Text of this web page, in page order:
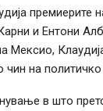
премиерите
и Ентони
Мексио,
чин на
в што